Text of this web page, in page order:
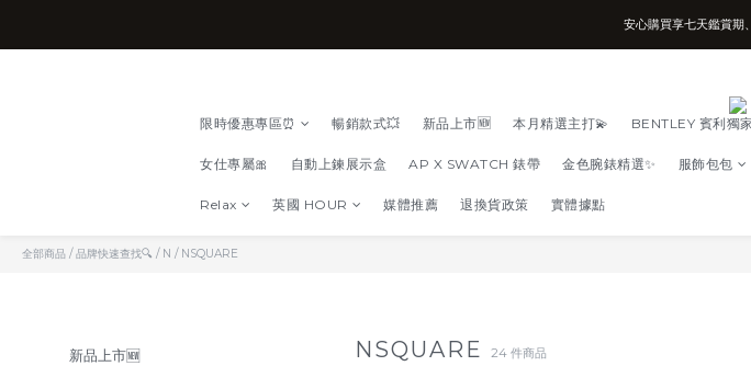
台南實體店面、兩年
台南實體店面、兩年
限時優惠專區⏰ 暢銷款式💥 新品上市🆕 本月精選主打💫 BENTLEY 賓利獨
女仕專屬🎀 自動上鍊展示盒 AP X SWATCH 錶帶 金色腕錶精選✨ 服飾包包
Relax 英國 HOUR 媒體推薦 退換貨政策 實體據點
全部商品 / 品牌快速查找🔍 / N / NSQUARE
新品上市🆕 NSQUARE24 件商品